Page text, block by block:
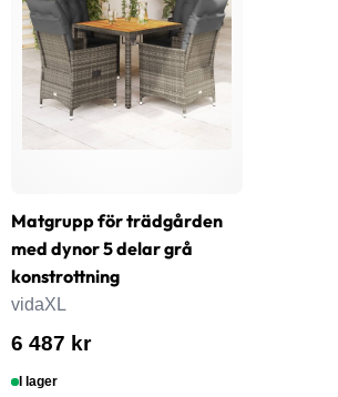
Matgrupp för trädgården
med dynor 5 delar grå
konstrottning
vidaXL
6 487 kr
I lager